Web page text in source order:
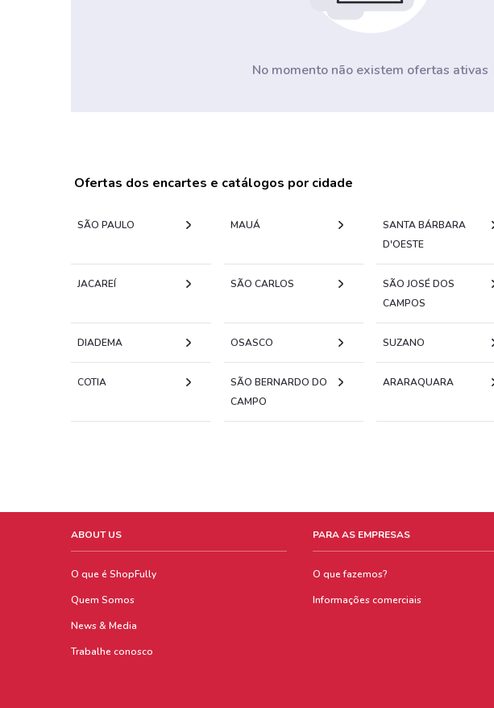
No momento não existem ofertas ativas
Ofertas dos encartes e catálogos por cidade
SÃO PAULO MAUÁ
SANTA BÁRBARA
D'OESTE
JACAREÍ SÃO CARLOS
SÃO JOSÉ DOS
CAMPOS
DIADEMA OSASCO SUZANO
COTIA
SÃO BERNARDO DO
CAMPO
ARARAQUARA
ABOUT US
O que é ShopFully
Quem Somos
News & Media
Trabalhe conosco
PARA AS EMPRESAS
O que fazemos?
Informações comerciais